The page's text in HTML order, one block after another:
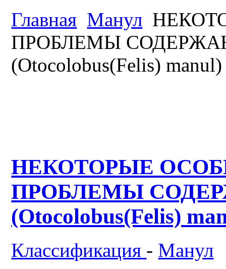
Главная Манул
ПРОБЛЕМЫ
(Otocolobus(Felis)
НЕКОТОРЫЕ
ПРОБЛЕМЫ
(Otocolobus(Felis)
Классификация - Манул